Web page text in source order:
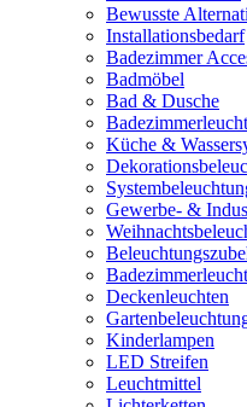
Bewusste
Installationsbedarf
Badezimmer
Badmöbel
Bad & Dusche
Küche &
Gewerbe- &
Deckenleuchten
Kinderlampen
LED Streifen
Leuchtmittel